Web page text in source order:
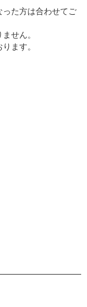
った方は合わせてご
せん。
ます。